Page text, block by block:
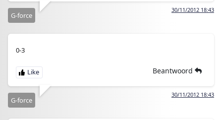
30/11/2012 18:43
G-force
0-3
Beantwoord
30/11/2012 18:43
G-force